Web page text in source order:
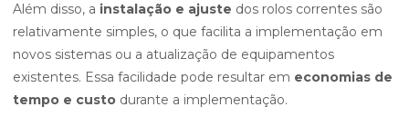
Além disso, a instalação e ajuste dos rolos correntes são
relativamente simples, o que facilita a implementação em
novos sistemas ou a atualização de equipamentos
existentes. Essa facilidade pode resultar em economias de
tempo e custo durante a implementação.